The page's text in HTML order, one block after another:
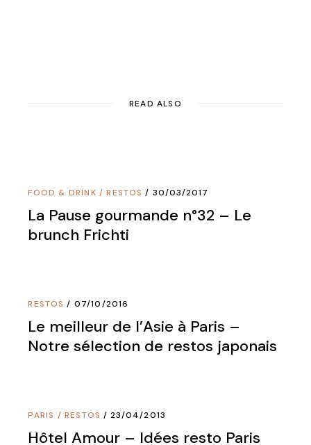
READ ALSO
FOOD & DRINK /RESTOS 30/03/2017
La Pause gourmande n°32 – Le
brunch Frichti
RESTOS 07/10/2016
Le meilleur de l’Asie à Paris –
Notre sélection de restos japonais
PARIS / RESTOS 23/04/2013
Hôtel Amour – Idées resto Paris